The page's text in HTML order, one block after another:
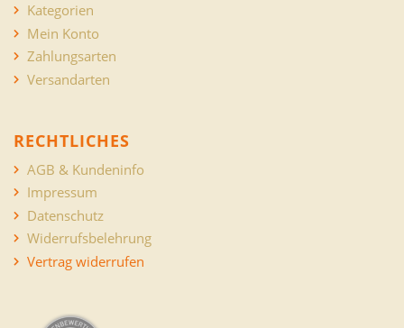
Kategorien
Mein Konto
Zahlungsarten
Versandarten
RECHTLICHES
AGB & Kundeninfo
Impressum
Datenschutz
Widerrufsbelehrung
Vertrag widerrufen